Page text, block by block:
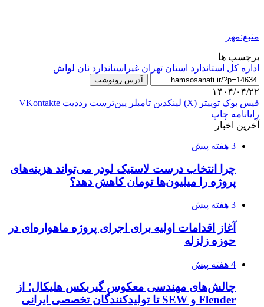
منبع:مهر
برچسب ها
اداره کل استاندارد استان تهران غیراستاندارد نان لواش
آدرس رونوشت
۱۴۰۴/۰۴/۲۲
فیس بوک توییتر (X) لینکدین ‫تامبلر ‫پین‌ترست ‫رددیت ‫VKontakte
رایانامه چاپ
آخرین اخبار
3 هفته پیش
چرا انتخاب درست لاستیک لودر می‌تواند هزینه‌های
پروژه را میلیون‌ها تومان کاهش دهد؟
3 هفته پیش
آغاز اقدامات اولیه برای اجرای پروژه ماهواره‌ای در
حوزه زلزله
4 هفته پیش
چالش‌های مهندسی معکوس گیربکس هلیکال؛ از
Flender و SEW تا تولیدکنندگان تخصصی ایرانی